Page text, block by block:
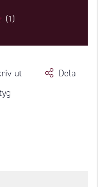
(1)
ut
Dela